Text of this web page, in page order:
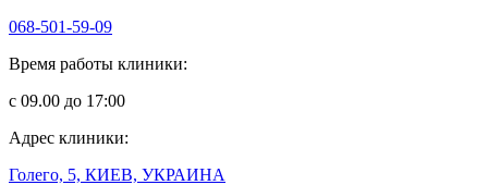
068-501-59-09
Время работы клиники:
с 09.00 до 17:00
Адрес клиники:
Голего, 5, КИЕВ, УКРАИНА